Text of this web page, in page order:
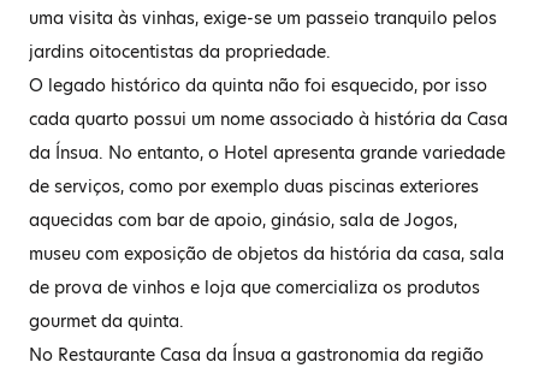
uma visita às vinhas, exige-se um passeio tranquilo pelos
jardins oitocentistas da propriedade.
O legado histórico da quinta não foi esquecido, por isso
cada quarto possui um nome associado à história da Casa
da Ínsua. No entanto, o Hotel apresenta grande variedade
de serviços, como por exemplo duas piscinas exteriores
aquecidas com bar de apoio, ginásio, sala de Jogos,
museu com exposição de objetos da história da casa, sala
de prova de vinhos e loja que comercializa os produtos
gourmet da quinta.
No Restaurante Casa da Ínsua a gastronomia da região